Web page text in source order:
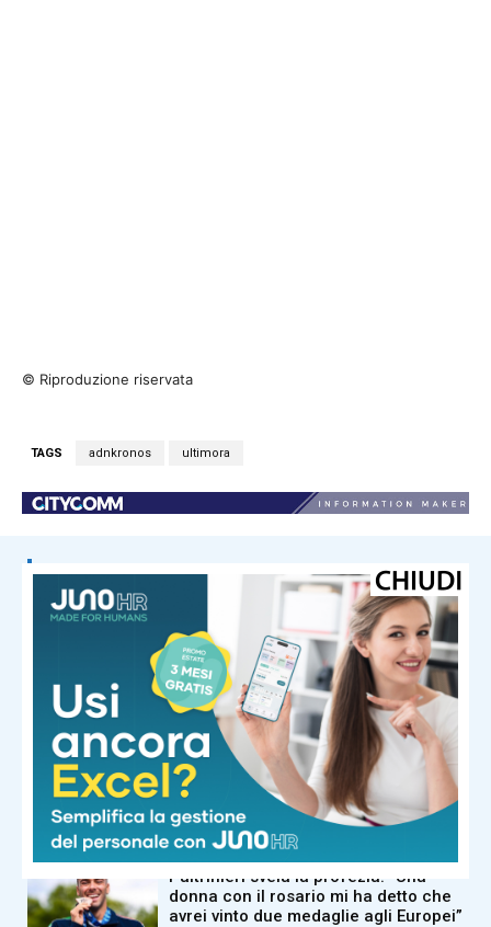
© Riproduzione riservata
TAGS adnkronos ultimora
NOTIZIE CORRELATE
MotoGp, oggi gara sprint Silverstone
– Diretta
Ultima ora
Spagna, arrivi da Italia senza
documenti: cosa succede ai
viaggiatori
Paltrinieri svela la profezia: “Una
donna con il rosario mi ha detto che
avrei vinto due medaglie agli Europei”